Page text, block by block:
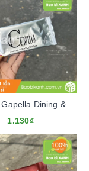
1.130₫